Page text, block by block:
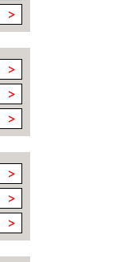
>
>
>
>
>
>
>